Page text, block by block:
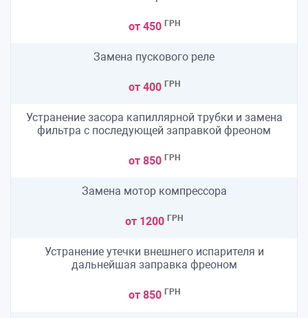
от 450 ГРН
Замена пускового реле
от 400 ГРН
Устранение засора капиллярной трубки и замена
фильтра с последующей заправкой фреоном
от 850 ГРН
Замена мотор компрессора
от 1200 ГРН
Устранение утечки внешнего испарителя и
дальнейшая заправка фреоном
от 850 ГРН